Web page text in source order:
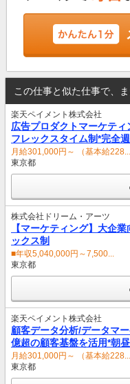
この仕事と似た仕事で、
楽天ペイメント株式会社
広告プロダクトマーケテ
フレックスタイム制*完全
月給301,000円～ （基本給228...
東京都
株式会社ドリーム・アーツ
【マーケティング】大企
ックス制
■年収5,040,000円～7,500...
東京都
楽天ペイメント株式会社
顧客データ分析/データマ
億超の顧客基盤を活用*朝
月給301,000円～ （基本給228...
東京都